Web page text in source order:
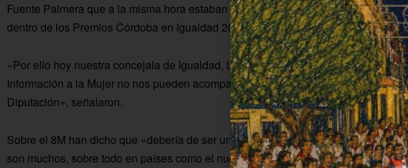
Fuente Palmera que a la misma hora estaban en Diputación recibiendo el Premio
dentro de los Premios Córdoba en Igualdad 2024.
«Por ello hoy nuestra concejala de Igualdad, Laura Sánchez, y las trabajadoras
Información a la Mujer no nos pueden acompañar en este acto ya que están
Diputación», señalaron.
Sobre el 8M han dicho que «debería de ser un día de celebración por todos los
son muchos, sobre todo en países como el nuestro, pero todavíaqueda un largo